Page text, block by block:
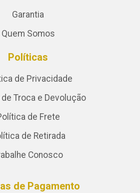
Garantia
Quem Somos
Políticas
de Privacidade
Troca e Devolução
de Frete
de Retirada
Conosco
de Pagamento